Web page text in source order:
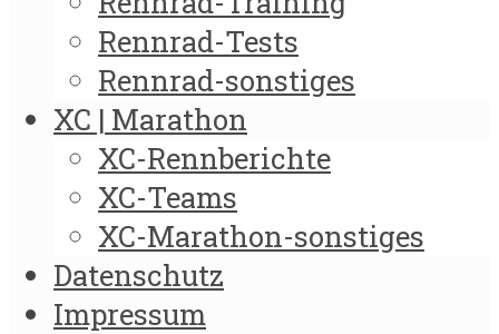
Rennrad-Tests
Rennrad-sonstiges
XC | Marathon
XC-Rennberichte
XC-Teams
XC-Marathon-sonstiges
Datenschutz
Impressum